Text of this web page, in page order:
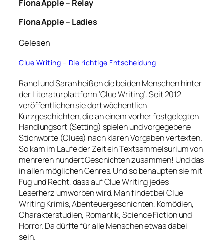
Fiona Apple – Relay
Fiona Apple – Ladies
Gelesen
Clue Writing – Die richtige Entscheidung
Rahel und Sarah heißen die beiden Menschen hinter
der Literaturplattform ‘Clue Writing’. Seit 2012
veröffentlichen sie dort wöchentlich
Kurzgeschichten, die an einem vorher festgelegten
Handlungsort (Setting) spielen und vorgegebene
Stichworte (Clues) nach klaren Vorgaben vertexten.
So kam im Laufe der Zeit ein Textsammelsurium von
mehreren hundert Geschichten zusammen! Und das
in allen möglichen Genres. Und so behaupten sie mit
Fug und Recht, dass auf Clue Writing jedes
Leserherz umworben wird. Man findet bei Clue
Writing Krimis, Abenteuergeschichten, Komödien,
Charakterstudien, Romantik, Science Fiction und
Horror. Da dürfte für alle Menschen etwas dabei
sein.